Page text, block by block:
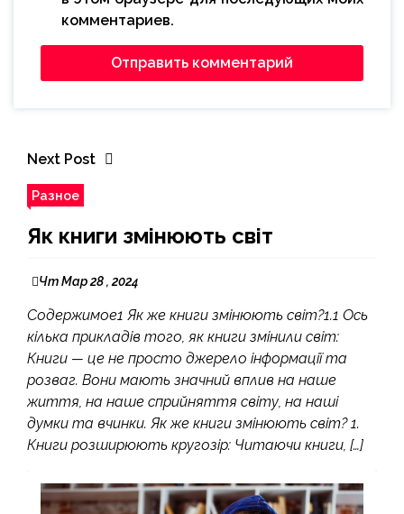
комментариев.
Next Post
Разное
Як книги змінюють світ
Чт Мар 28 , 2024
Содержимое1 Як же книги змінюють світ?1.1 Ось
кілька прикладів того, як книги змінили світ:
Книги — це не просто джерело інформації та
розваг. Вони мають значний вплив на наше
життя, на наше сприйняття світу, на наші
думки та вчинки. Як же книги змінюють світ? 1.
Книги розширюють кругозір: Читаючи книги, […]